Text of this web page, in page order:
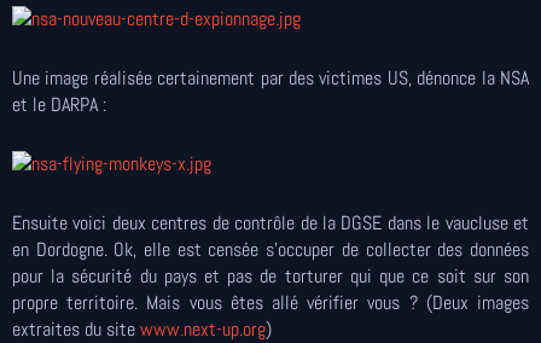
Une image réalisée certainement par des victimes US, dénonce la NSA
et le DARPA :
Ensuite voici deux centres de contrôle de la DGSE dans le vaucluse et
en Dordogne. Ok, elle est censée s'occuper de collecter des données
pour la sécurité du pays et pas de torturer qui que ce soit sur son
propre territoire. Mais vous êtes allé vérifier vous ? (Deux images
extraites du sitewww.next-up.org)